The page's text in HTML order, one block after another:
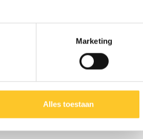
Marketing
Alles toestaan
Algemene